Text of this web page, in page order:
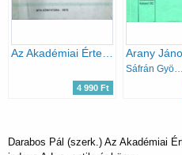
4 990 Ft
Darabos Pál (szerk.) Az Akadémiai